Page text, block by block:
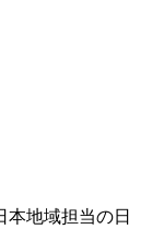
本地域担当の日